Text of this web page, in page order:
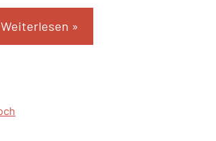
Weiterlesen